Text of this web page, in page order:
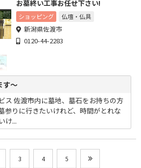
お墓終い工事お任せ下さい!
ショッピング 仏壇・仏具
新潟県佐渡市
0120-44-2283
す～
ス 佐渡市内に墓地、墓石をお持ちの方
参りに行きたいけれど、時間がとれな
け...
3 4 5